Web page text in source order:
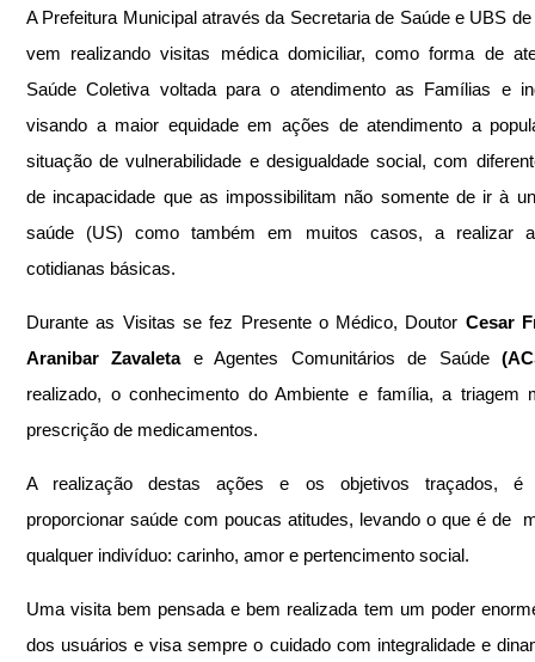
A Prefeitura Municipal através da Secretaria de Saúde e UBS de
vem realizando visitas médica domiciliar, como forma de
Saúde Coletiva voltada para o atendimento as Famílias e
visando a maior equidade em ações de atendimento a
situação de vulnerabilidade e desigualdade social, com
de incapacidade que as impossibilitam não somente de ir à
saúde (US) como também em muitos casos, a realizar
cotidianas básicas.
Durante as Visitas se fez Presente o Médico, Doutor Cesar
Aranibar Zavaleta e Agentes Comunitários de Saúde
realizado, o conhecimento do Ambiente e família, a triagem
prescrição de medicamentos.
A realização destas ações e os objetivos traçados, é
proporcionar saúde com poucas atitudes, levando o que é de
qualquer indivíduo: carinho, amor e pertencimento social.
Uma visita bem pensada e bem realizada tem um poder
dos usuários e visa sempre o cuidado com integralidade e